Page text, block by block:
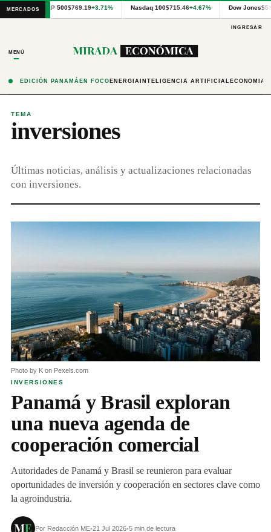
MERCADOS S&P 500$769.19+3.71% Nasdaq 100$715.46+4.67% Dow Jones
Cotizaciones
internacionales
Financial
Modeling
precios
por
Latinex
para
INGRESAR
MENÚ
EDICIÓN PANAMÁ EN FOCO ENERGÍA INTELIGENCIA ARTIFICIAL ECONOMÍA
TEMA
inversiones
Últimas noticias, análisis y actualizaciones relacionadas
con inversiones.
INVERSIONES
Panamá y Brasil exploran
una nueva agenda de
cooperación comercial
Autoridades de Panamá y Brasil se reunieron para evaluar
oportunidades de inversión y cooperación en sectores clave como
la agroindustria.
Por Redacción ME•21 Jul 2026•5 min de lectura
Photo by K on Pexels.com